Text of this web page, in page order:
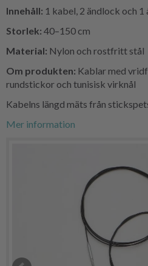
Innehåll: 1 kabel, 2 ändlock och
Storlek: 40–150 cm
Material: Nylon och rostfritt stål
Om produkten: Kablar med
rundstickor och tunisisk virknål
Kabelns längd mäts från
Mer information